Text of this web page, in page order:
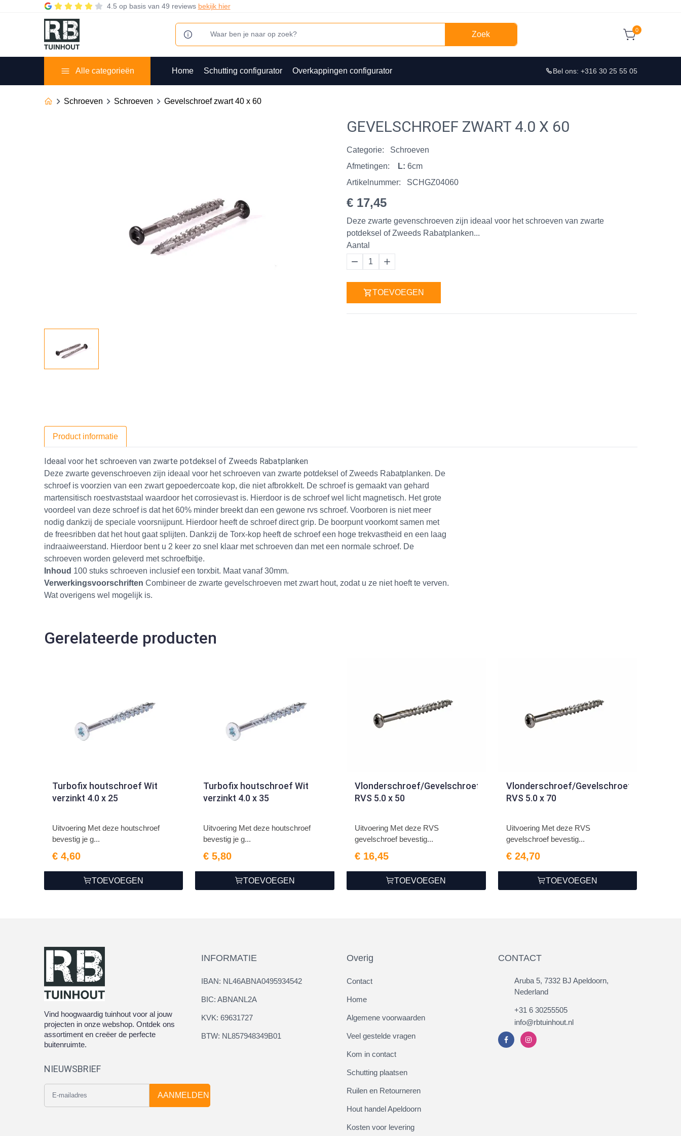
4.5 op basis van 49 reviews bekijk hier
Zoek 0
Alle categorieën Home Schutting configurator Overkappingen configurator Bel ons: +316 30 25 55 05
Schroeven Schroeven Gevelschroef zwart 40 x 60
GEVELSCHROEF ZWART 4.0 X 60
Categorie:
Schroeven
Afmetingen:
L: 6cm
Artikelnummer:
SCHGZ04060
€ 17,45
Deze zwarte gevenschroeven zijn ideaal voor het schroeven van zwarte
potdeksel of Zweeds Rabatplanken...
Aantal
1
TOEVOEGEN
Product informatie
Ideaal voor het schroeven van zwarte potdeksel of Zweeds Rabatplanken
Deze zwarte gevenschroeven zijn ideaal voor het schroeven van zwarte potdeksel ofZweeds Rabatplanken. De
schroef is voorzien van een zwart gepoedercoate kop, die niet afbrokkelt. De schroef is gemaakt van gehard
martensitisch roestvaststaal waardoor het corrosievast is. Hierdoor is de schroef wel licht magnetisch. Het grote
voordeel van deze schroef is dat het 60% minder breekt dan een gewone rvs schroef. Voorboren is niet meer
nodig dankzij de speciale voorsnijpunt. Hierdoor heeft de schroef direct grip. De boorpunt voorkomt samen met
de freesribben dat het hout gaat splijten. Dankzij de Torx-kop heeft de schroef een hoge trekvastheid en een laag
indraaiweerstand. Hierdoor bent u 2 keer zo snel klaar met schroeven dan met een normale schroef. De
schroeven worden geleverd met schroefbitje.
Inhoud 100 stuks schroeven inclusief een torxbit. Maat vanaf 30mm.
Verwerkingsvoorschriften Combineer de zwarte gevelschroeven met zwart hout, zodat u ze niet hoeft te verven.
Wat overigens wel mogelijk is.
Gerelateerde producten
Turbofix houtschroef Wit
verzinkt 4.0 x 25
Uitvoering Met deze houtschroef
bevestig je g...
€ 4,60
TOEVOEGEN
Turbofix houtschroef Wit
verzinkt 4.0 x 35
Uitvoering Met deze houtschroef
bevestig je g...
€ 5,80
TOEVOEGEN
Vlonderschroef/Gevelschroef
RVS 5.0 x 50
Uitvoering Met deze RVS
gevelschroef bevestig...
€ 16,45
TOEVOEGEN
Vlonderschroef/Gevelschroef
RVS 5.0 x 70
Uitvoering Met deze RVS
gevelschroef bevestig...
€ 24,70
TOEVOEGEN
Vind hoogwaardig tuinhout voor al jouw
projecten in onze webshop. Ontdek ons
assortiment en creëer de perfecte
buitenruimte.
NIEUWSBRIEF
AANMELDEN
INFORMATIE
IBAN: NL46ABNA0495934542
BIC: ABNANL2A
KVK: 69631727
BTW: NL857948349B01
Overig
Contact
Home
Algemene voorwaarden
Veel gestelde vragen
Kom in contact
Schutting plaatsen
Ruilen en Retourneren
Hout handel Apeldoorn
Kosten voor levering
CONTACT
Aruba 5, 7332 BJ Apeldoorn,
Nederland
+31 6 30255505
info@rbtuinhout.nl